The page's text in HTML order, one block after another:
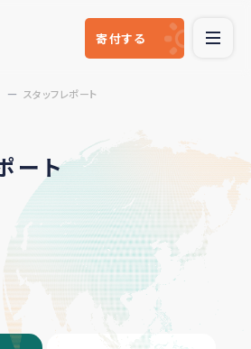
寄付する
スタッフレポート
ート